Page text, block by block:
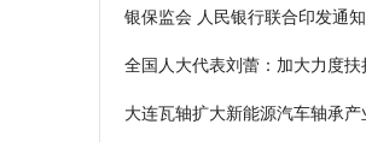
银保监会 人民银行联合印发通
全国人大代表刘蕾：加大力度
大连瓦轴扩大新能源汽车轴承产